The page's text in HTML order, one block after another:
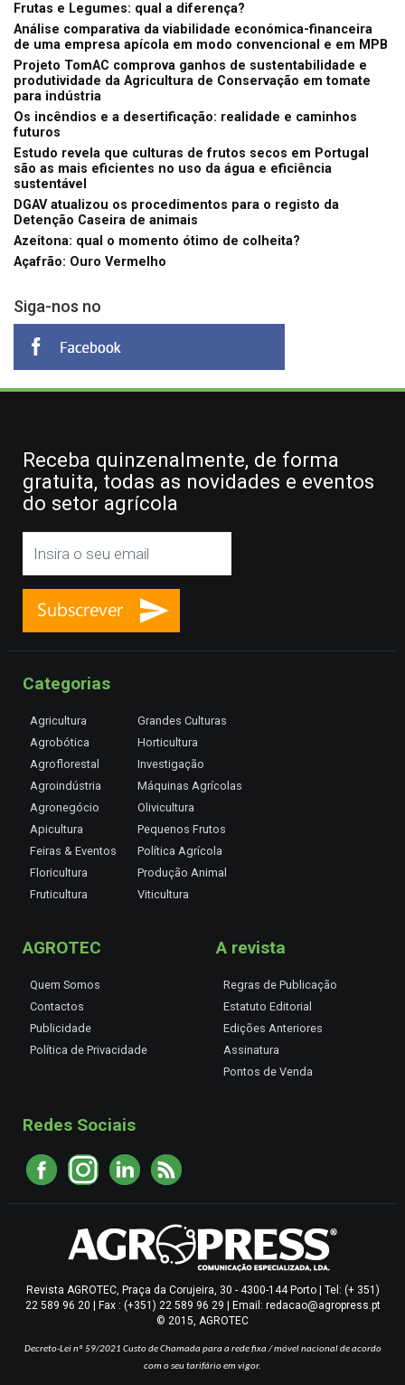
Frutas e Legumes: qual a diferença?
Análise comparativa da viabilidade económica-financeira
de uma empresa apícola em modo convencional e em MPB
Projeto TomAC comprova ganhos de sustentabilidade e
produtividade da Agricultura de Conservação em tomate
para indústria
Os incêndios e a desertificação: realidade e caminhos
futuros
Estudo revela que culturas de frutos secos em Portugal
são as mais eficientes no uso da água e eficiência
sustentável
DGAV atualizou os procedimentos para o registo da
Detenção Caseira de animais
Azeitona: qual o momento ótimo de colheita?
Açafrão: Ouro Vermelho
Siga-nos no
Receba quinzenalmente, de forma
gratuita, todas as novidades e eventos
do setor agrícola
Categorias
Agricultura
Agrobótica
Agroflorestal
Agroindústria
Agronegócio
Apicultura
Feiras & Eventos
Floricultura
Fruticultura
Grandes Culturas
Horticultura
Investigação
Máquinas Agrícolas
Olivicultura
Pequenos Frutos
Política Agrícola
Produção Animal
Viticultura
AGROTEC
Quem Somos
Contactos
Publicidade
Política de Privacidade
A revista
Regras de Publicação
Estatuto Editorial
Edições Anteriores
Assinatura
Pontos de Venda
Redes Sociais
Revista AGROTEC, Praça da Corujeira, 30 - 4300-144 Porto | Tel: (+ 351)
22 589 96 20 | Fax : (+351) 22 589 96 29 | Email: redacao@agropress.pt
© 2015, AGROTEC
Decreto-Lei nº 59/2021 Custo de Chamada para a rede fixa / móvel nacional de acordo
com o seu tarifário em vigor.